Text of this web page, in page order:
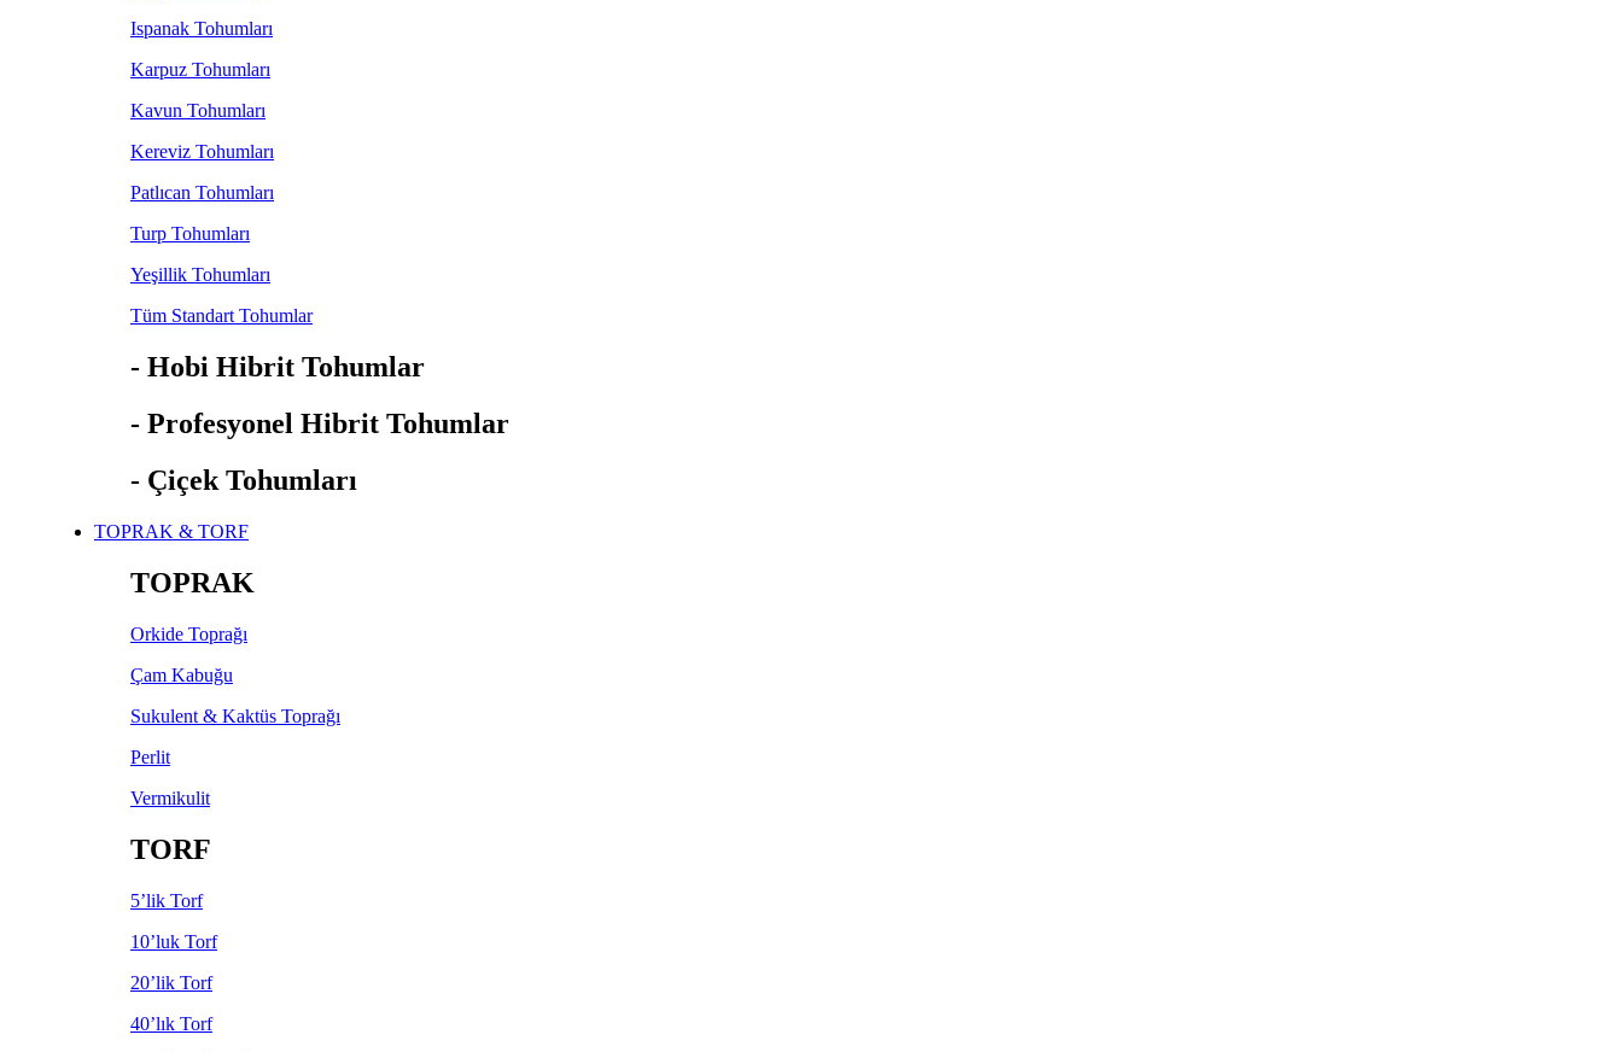
Ispanak Tohumları
Karpuz Tohumları
Kavun Tohumları
Kereviz Tohumları
Patlıcan Tohumları
Turp Tohumları
Yeşillik Tohumları
Tüm Standart Tohumlar
- Hobi Hibrit Tohumlar
- Profesyonel Hibrit Tohumlar
- Çiçek Tohumları
TOPRAK & TORF
TOPRAK
Orkide Toprağı
Çam Kabuğu
Sukulent & Kaktüs Toprağı
Perlit
Vermikulit
TORF
5’lik Torf
10’luk Torf
20’lik Torf
40’lık Torf